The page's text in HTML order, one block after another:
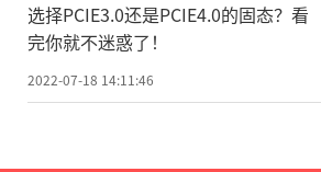
选择PCIE3.0还是PCIE4.0的固态？看
完你就不迷惑了！
2022-07-18 14:11:46